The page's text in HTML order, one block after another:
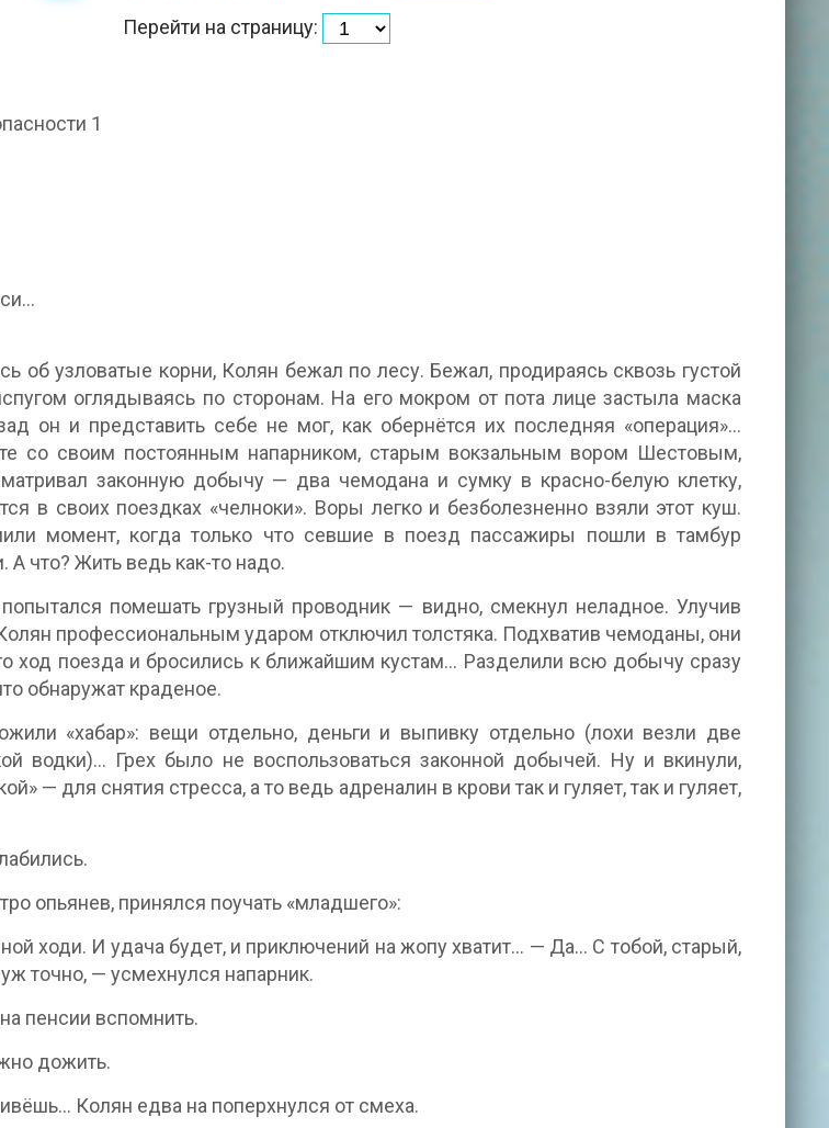
Перейти на страницу:
1
об узловатые корни, Колян бежал по лесу. Бежал, продираясь сквозь густой
оглядываясь по сторонам. На его мокром от пота лице застыла маска
он и представить себе не мог, как обернётся их последняя «операция»…
со своим постоянным напарником, старым вокзальным вором Шестовым,
законную добычу — два чемодана и сумку в красно-белую клетку,
в своих поездках «челноки». Воры легко и безболезненно взяли этот куш.
момент, когда только что севшие в поезд пассажиры пошли в тамбур
А что? Жить ведь как-то надо.
помешать грузный проводник — видно, смекнул неладное. Улучив
профессиональным ударом отключил толстяка. Подхватив чемоданы, они
ход поезда и бросились к ближайшим кустам… Разделили всю добычу сразу
обнаружат краденое.
«хабар»: вещи отдельно, деньги и выпивку отдельно (лохи везли две
водки)… Грех было не воспользоваться законной добычей. Ну и вкинули,
— для снятия стресса, а то ведь адреналин в крови так и гуляет, так и гуляет,
опьянев, принялся поучать «младшего»:
ходи. И удача будет, и приключений на жопу хватит… — Да… С тобой, старый,
точно, — усмехнулся напарник.
пенсии вспомнить.
дожить.
Колян едва на поперхнулся от смеха.